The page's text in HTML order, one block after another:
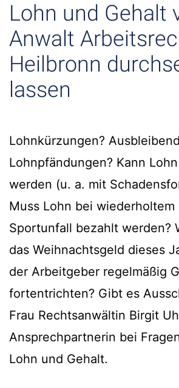
Lohn und Gehalt
Anwalt
Heilbronn
lassen
Lohnkürzungen?
Lohnpfändungen? Kann
werden (u. a. mit
Muss Lohn bei
Sportunfall bezahlt werden?
das Weihnachtsgeld dieses
der Arbeitgeber regelmäßig
fortentrichten? Gibt es
Frau Rechtsanwältin Birgit
Ansprechpartnerin bei
Lohn und Gehalt.